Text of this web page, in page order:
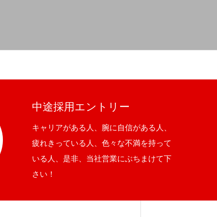
中途採用エントリー
キャリアがある人、腕に自信がある人、
疲れきっている人、色々な不満を持って
いる人、是非、当社営業にぶちまけて下
さい！